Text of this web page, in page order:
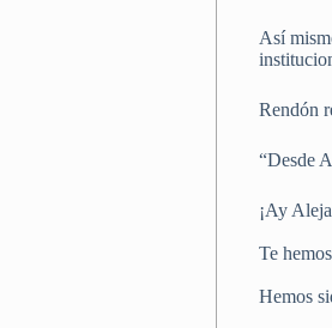
Así
Rendón
“Desde
¡Ay
Te
Hemos